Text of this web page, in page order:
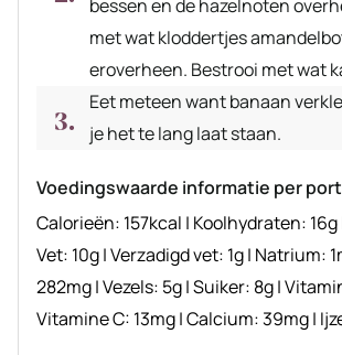
bessen en de hazelnoten
met wat kloddertjes
eroverheen. Bestrooi met wat
Eet meteen want banaan
je het te lang laat staan.
Voedingswaarde informatie per
Calorieën: 157kcal | Koolhydraten: 16g
Vet: 10g|Verzadigd vet: 1g| Natrium: 1
282mg|Vezels: 5g|Suiker: 8g|
Vitamine C: 13mg|Calcium:39mg|